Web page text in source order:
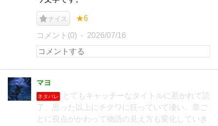
ナイス ★6
コメント(0) 2026/07/16
マヨ
ネタバレ
とてもキャッチーなタイトルに惹かれて読
了。思った以上にチクワに狂っていて凄い。章ご
とに視点がかわって物語の見え方も変化していき